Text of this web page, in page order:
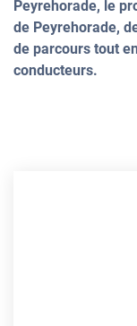
Peyrehorade, le
de Peyrehorade,
de parcours tout
conducteurs.